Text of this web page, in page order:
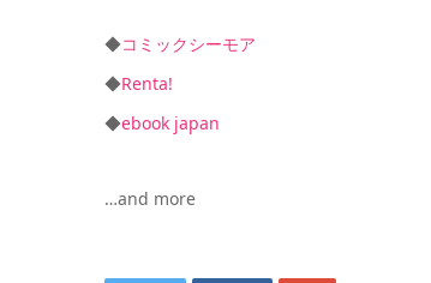
◆コミックシーモア
◆Renta!
◆ebook japan
…and more